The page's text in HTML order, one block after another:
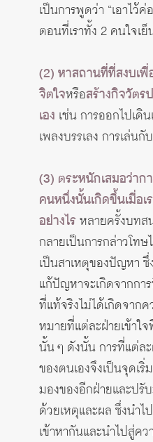
เป็นการพูดว่า “เอาไว้
ตอนที่เราทั้ง 2 คนใจเย็
(2) หาสถานที่ที่สงบเพื่
จิตใจหรือสร้างกิจวัตร
เอง เช่น การออกไปเดิ
เพลงบรรเลง การเล่นกั
(3) ตระหนักเสมอว่าก
คนหนึ่งนั้นเกิดขึ้นเมื่อ
อย่างไรหลายครั้งบทส
กลายเป็นการกล่าวโท
เป็นสาเหตุของปัญหา ซึ่
แก้ปัญหาจะเกิดจากกา
ที่แท้จริงไม่ได้เกิดจาก
หมายที่แต่ละฝ่ายเข้าใ
นั้น ๆ ดังนั้น การที่แต่ล
ของตนเองจึงเป็นจุดเ
มองของอีกฝ่ายและปรั
ด้วยเหตุและผล ซึ่งนำ
เข้าหากันและนำไปสู่ค